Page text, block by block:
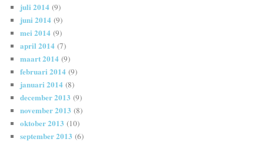
juli 2014 (9)
juni 2014 (9)
mei 2014 (9)
april 2014 (7)
maart 2014 (9)
februari 2014 (9)
januari 2014 (8)
december 2013 (9)
november 2013 (8)
oktober 2013 (10)
september 2013 (6)